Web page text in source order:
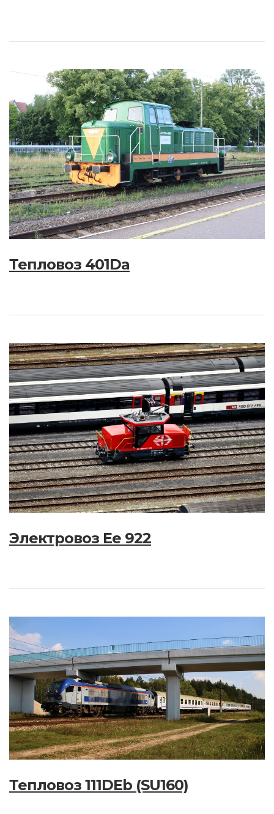
Тепловоз 401Da
Электровоз Ee 922
Тепловоз 111DEb (SU160)